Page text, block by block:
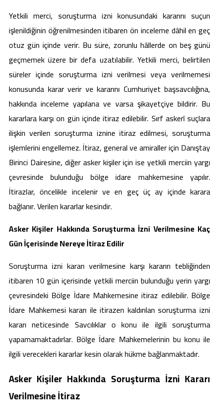
Yetkili merci, soruşturma izni konusundaki kararını suçun
işlenildiğinin öğrenilmesinden itibaren ön inceleme dâhil en geç
otuz gün içinde verir. Bu süre, zorunlu hâllerde on beş günü
geçmemek üzere bir defa uzatılabilir. Yetkili merci, belirtilen
süreler içinde soruşturma izni verilmesi veya verilmemesi
konusunda karar verir ve kararını Cumhuriyet başsavcılığına,
hakkında inceleme yapılana ve varsa şikayetçiye bildirir. Bu
kararlara karşı on gün içinde itiraz edilebilir. Sırf askerî suçlara
ilişkin verilen soruşturma iznine itiraz edilmesi, soruşturma
işlemlerini engellemez. İtiraz, general ve amiraller için Danıştay
Birinci Dairesine, diğer asker kişiler için ise yetkili merciin yargı
çevresinde bulunduğu bölge idare mahkemesine yapılır.
İtirazlar, öncelikle incelenir ve en geç üç ay içinde karara
bağlanır. Verilen kararlar kesindir.
Asker Kişiler Hakkında Soruşturma İzni Verilmesine Kaç
Gün İçerisinde Nereye İtiraz Edilir
Soruşturma izni kararı verilmesine karşı kararın tebliğinden
itibaren 10 gün içerisinde yetkili merciin bulunduğu yerin yargı
çevresindeki Bölge İdare Mahkemesine itiraz edilebilir. Bölge
İdare Mahkemesi kararı ile itirazen kaldırılan soruşturma izni
kararı neticesinde Savcılıklar o konu ile ilgili soruşturma
yapamamaktadırlar. Bölge İdare Mahkemelerinin bu konu ile
ilgili verecekleri kararlar kesin olarak hükme bağlanmaktadır.
Asker Kişiler Hakkında Soruşturma İzni Kararı
Verilmesine İtiraz